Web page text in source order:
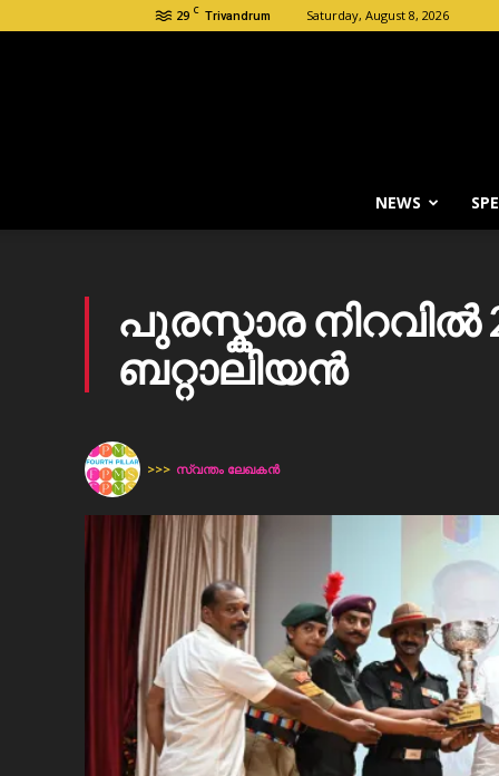
29 C Trivandrum Saturday, August 8, 2026
NEWS
പുരസ്കാര നിറവിൽ
ബറ്റാലിയൻ
>>> സ്വന്തം ലേഖകന്‍